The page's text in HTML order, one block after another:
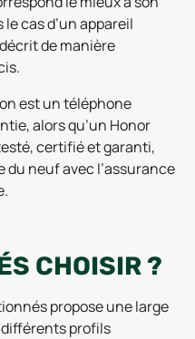
cas d’un appareil
de manière
est un téléphone
alors qu’un Honor
certifié et garanti,
neuf avec l’assurance
CHOISIR ?
propose une large
différents profils